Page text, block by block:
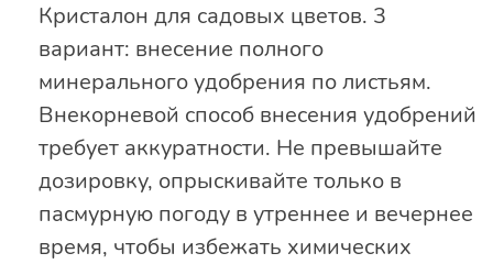
Кристалон для садовых цветов. 3
вариант: внесение полного
минерального удобрения по листьям.
Внекорневой способ внесения удобрений
требует аккуратности. Не превышайте
дозировку, опрыскивайте только в
пасмурную погоду в утреннее и вечернее
время, чтобы избежать химических